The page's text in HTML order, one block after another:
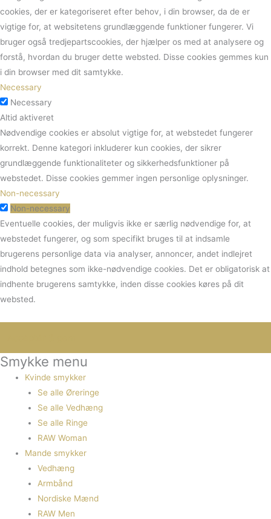
cookies, der er kategoriseret efter behov, i din browser, da de er
vigtige for, at websitetens grundlæggende funktioner fungerer. Vi
bruger også tredjepartscookies, der hjælper os med at analysere og
forstå, hvordan du bruger dette websted. Disse cookies gemmes kun
i din browser med dit samtykke.
Necessary
Necessary
Altid aktiveret
Nødvendige cookies er absolut vigtige for, at webstedet fungerer
korrekt. Denne kategori inkluderer kun cookies, der sikrer
grundlæggende funktionaliteter og sikkerhedsfunktioner på
webstedet. Disse cookies gemmer ingen personlige oplysninger.
Non-necessary
Non-necessary
Eventuelle cookies, der muligvis ikke er særlig nødvendige for, at
webstedet fungerer, og som specifikt bruges til at indsamle
brugerens personlige data via analyser, annoncer, andet indlejret
indhold betegnes som ikke-nødvendige cookies. Det er obligatorisk at
indhente brugerens samtykke, inden disse cookies køres på dit
websted.
Smykke menu
Kvinde smykker
Se alle Øreringe
Se alle Vedhæng
Se alle Ringe
RAW Woman
Mande smykker
Vedhæng
Armbånd
Nordiske Mænd
RAW Men